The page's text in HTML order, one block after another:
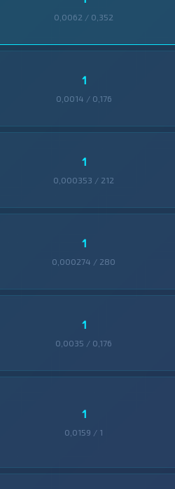
0,0062 / 0,352
1
0,0014 / 0,176
1
0,000353 / 212
1
0,000274 / 280
1
0,0035 / 0,176
1
0,0159 / 1